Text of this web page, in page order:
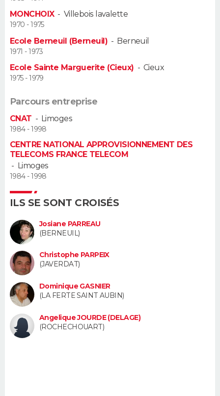
Alimentation
Guide de la santé
Maladies
Médicaments
Sommeil
VOYAGE
Destinations
City break
Voyage nature
Voyage de noces
Forum
Climat
+
PHOTO
GUIDES D'ACHAT
CARTE DE VOEUX
Carte de Noël
Carte Bonne année
Carte Saint-Valentin
Carte Pâques
Carte d'anniversaire
Dictionnaire
Biographies
Citations
Expressions
Proverbes
S'inscrire
Se connecter
Lycées
Collèges
Primaires
Universités
Entreprises
Service militaire
Avis de recherche
AVIS DE DÉCÈS
FORUM
MONCHOIX- Villebois lavalette
1970 - 1975
Ecole Berneuil (Berneuil) - Berneuil
1971 - 1973
Ecole Sainte Marguerite (Cieux) - Cieux
1975 - 1979
Parcours entreprise
CNAT - Limoges
1984 - 1998
CENTRE NATIONAL APPROVISIONNEMENT DES
TELECOMS FRANCE TELECOM
- Limoges
1984 - 1998
ILS SE SONT CROISÉS
Josiane PARREAU
(BERNEUIL)
Christophe PARPEIX
(JAVERDAT)
Dominique GASNIER
(LA FERTE SAINT AUBIN)
Angelique JOURDE (DELAGE)
(ROCHECHOUART)